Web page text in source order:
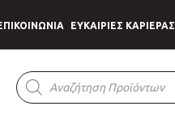
ΕΥΚΑΙΡΙΕΣ ΚΑΡΙΕΡΑΣ
Products
search